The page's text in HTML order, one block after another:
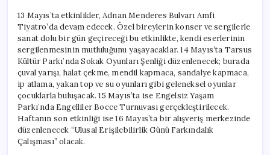
13 Mayıs’ta etkinlikler, Adnan Menderes Bulvarı Amfi
Tiyatro’da devam edecek. Özel bireylerin konser ve sergilerle
sanat dolu bir gün geçireceği bu etkinlikte, kendi eserlerinin
sergilenmesinin mutluluğunu yaşayacaklar. 14 Mayıs’ta Tarsus
Kültür Parkı’nda Sokak Oyunları Şenliği düzenlenecek; burada
çuval yarışı, halat çekme, mendil kapmaca, sandalye kapmaca,
ip atlama, yakan top ve su oyunları gibi geleneksel oyunlar
çocuklarla buluşacak. 15 Mayıs’ta ise Engelsiz Yaşam
Parkı’nda Engelliler Bocce Turnuvası gerçekleştirilecek.
Haftanın son etkinliği ise 16 Mayıs’ta bir alışveriş merkezinde
düzenlenecek “Ulusal Erişilebilirlik Günü Farkındalık
Çalışması” olacak.